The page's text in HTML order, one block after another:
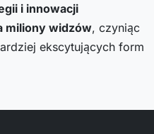
i innowacji
miliony widzów, czyniąc
ekscytujących form